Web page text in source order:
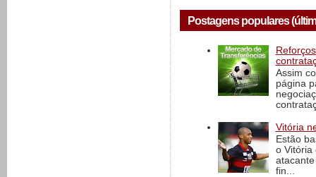
Postagens populares
Assim
página
Vitória
Estão
o Vitória
fin...